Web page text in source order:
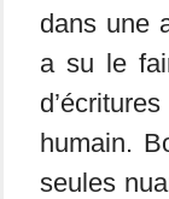
dans une
a su le
humain.
seules